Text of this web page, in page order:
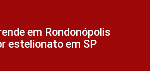
em Rondonópolis
estelionato em SP